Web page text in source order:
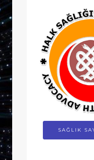
SAĞLIK